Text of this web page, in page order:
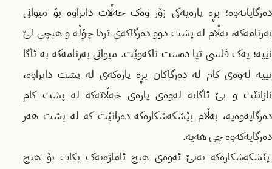
دەرگایانەوە؛ بڕە پارەیەکی زۆر وەک خەڵات دانراوە بۆ میوانی
بەرنامەکە، بەڵام لە پشت دوو دەرگاکەی تردا چۆڵە و هیچی لێ
نییە؛ یەک فلسی تیا دەست ناکەوێت. میوانی بەرنامەکە بە ئاگا
نییە لەوەی کام لە دەرگاکان بڕە پارەکەی لە پشت دانراوە،
نازانێت و بێ ئاگایە لەوەی پارەی خەڵاتەکە لە پشت کام
دەرگایەوەیە، بەڵام پێشکەشکارەکە دەزانێت کە لە پشت هەر
دەرگایەکەوە چی هەیە.
پێشکەشکارەکە بەبێ ئەوەی هیچ ئاماژەیەک بکات بۆ هیچ